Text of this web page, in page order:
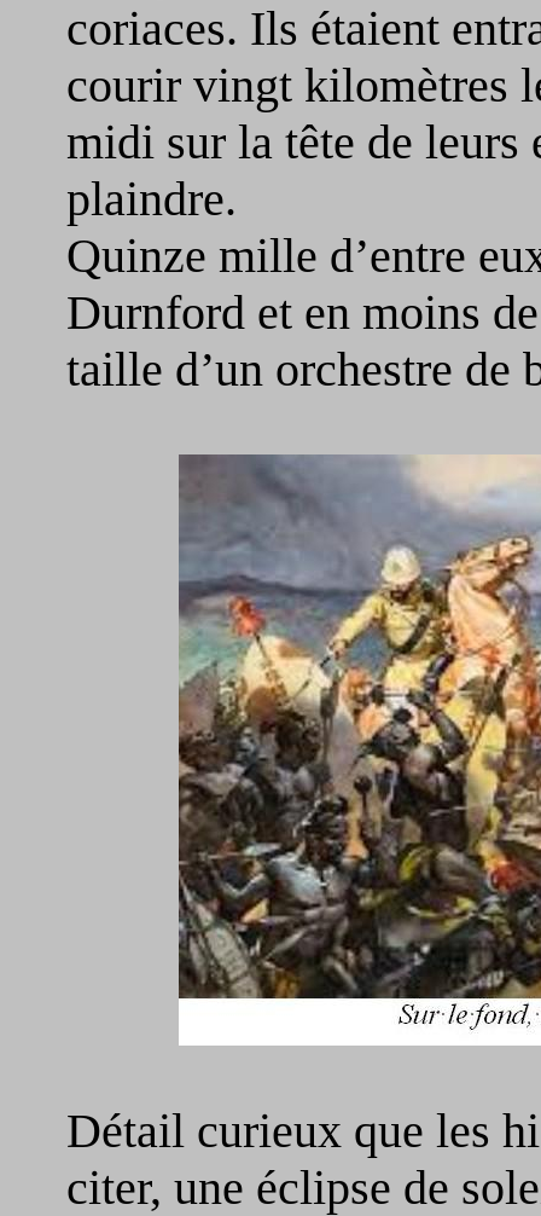
coriaces. Ils étaient
courir vingt kilomètres
midi sur la tête de leurs
plaindre.
Quinze mille d’entre
Durnford et en moins
taille d’un orchestre de
Détail curieux que les
citer, une éclipse de